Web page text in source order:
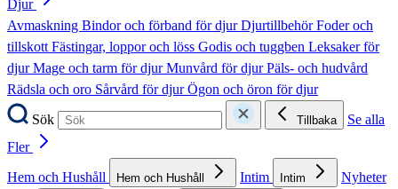
Djur
Avmaskning Bindor och förband för djurDjurtillbehörFoder och
tillskottFästingar, loppor och löss Godis och tuggben Leksaker för
djurMage och tarm för djurMunvård för djurPäls- och hudvård
Rädsla och oro Sårvård för djurÖgon och öron för djur
Sök
Tillbaka
Se alla
Fler
Hem och Hushåll
Hem och Hushåll Intim Intim
Nyheter